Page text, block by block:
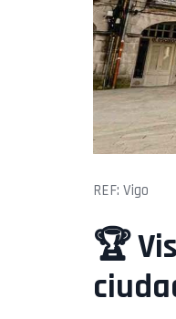
REF: Vigo
🏆